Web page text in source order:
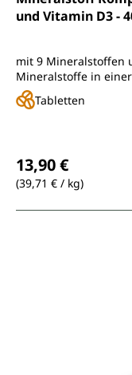
und Vitamin D3 -
mit 9 Mineralstoffen
Mineralstoffe in
Tabletten
13,90 €
(39,71 € / kg)